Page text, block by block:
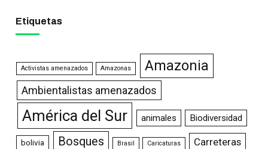
Etiquetas
Activistas amenazados Amazonas Amazonia
Ambientalistas amenazados
América del Sur animales Biodiversidad
bolivia Bosques Brasil Caricaturas Carreteras